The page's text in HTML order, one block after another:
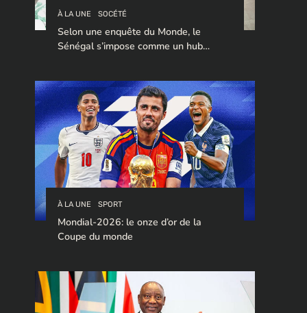
À LA UNE SOCÉTÉ
Selon une enquête du Monde, le
Sénégal s’impose comme un hub
À LA UNE SPORT
Mondial-2026: le onze d’or de la
Coupe du monde